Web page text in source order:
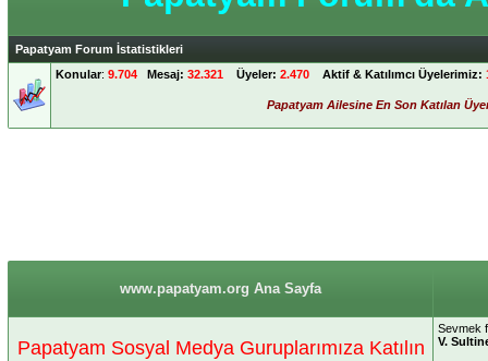
Papatyam Forum İstatistikleri
Konular: 9.704 Mesaj: 32.321 Üyeler: 2.470 Aktif & Katılımcı Üyelerimiz:
Papatyam Ailesine En Son Katılan
www.papatyam.org Ana Sayfa
Papatyam Sosyal Medya Guruplarımıza Katılın
Sevmek
V.